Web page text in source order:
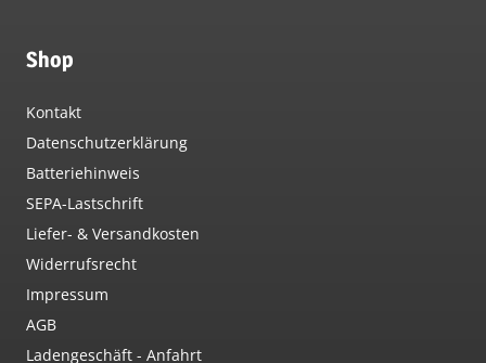
Shop
Kontakt
Datenschutzerklärung
Batteriehinweis
SEPA-Lastschrift
Liefer- & Versandkosten
Widerrufsrecht
Impressum
AGB
Ladengeschäft - Anfahrt